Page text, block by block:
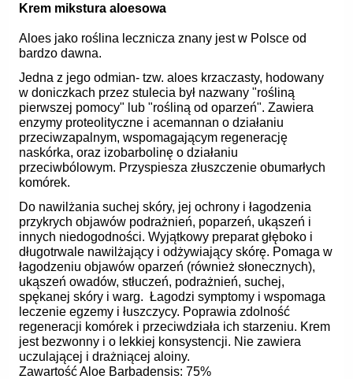
Krem mikstura aloesowa
Aloes jako roślina lecznicza znany jest w Polsce od
bardzo dawna.
Jedna z jego odmian- tzw. aloes krzaczasty, hodowany
w doniczkach przez stulecia był nazwany "rośliną
pierwszej pomocy" lub "rośliną od oparzeń". Zawiera
enzymy proteolityczne i acemannan o działaniu
przeciwzapalnym, wspomagającym regenerację
naskórka, oraz izobarbolinę o działaniu
przeciwbólowym. Przyspiesza złuszczenie obumarłych
komórek.
Do nawilżania suchej skóry, jej ochrony i łagodzenia
przykrych objawów podrażnień, poparzeń, ukąszeń i
innych niedogodności. Wyjątkowy preparat głęboko i
długotrwale nawilżający i odżywiający skórę. Pomaga w
łagodzeniu objawów oparzeń (również słonecznych),
ukąszeń owadów, stłuczeń, podrażnień, suchej,
spękanej skóry i warg. Łagodzi symptomy i wspomaga
leczenie egzemy i łuszczycy. Poprawia zdolność
regeneracji komórek i przeciwdziała ich starzeniu. Krem
jest bezwonny i o lekkiej konsystencji. Nie zawiera
uczulającej i drażniącej aloiny.
Zawartość Aloe Barbadensis: 75%